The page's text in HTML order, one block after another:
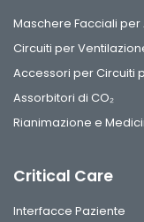
Maschere Facciali per
Circuiti per
Accessori per Circuiti
Assorbitori di CO₂
Rianimazione e
Critical Care
Interfacce Paziente